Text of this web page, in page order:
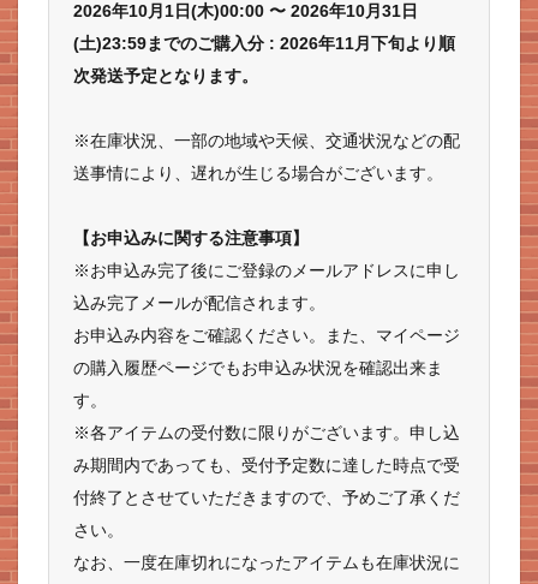
2026年10月1日(木)00:00 〜 2026年10月31日
(土)23:59までのご購入分 : 2026年11月下旬より順
次発送予定となります。
※在庫状況、一部の地域や天候、交通状況などの配
送事情により、遅れが生じる場合がございます。
【お申込みに関する注意事項】
※お申込み完了後にご登録のメールアドレスに申し
込み完了メールが配信されます。
お申込み内容をご確認ください。また、マイページ
の購入履歴ページでもお申込み状況を確認出来ま
す。
※各アイテムの受付数に限りがございます。申し込
み期間内であっても、受付予定数に達した時点で受
付終了とさせていただきますので、予めご了承くだ
さい。
なお、一度在庫切れになったアイテムも在庫状況に